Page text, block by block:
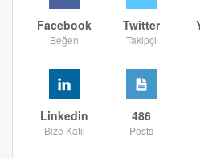
Facebook
Beğen
Twitter
Takipçi
Linkedin
Bize Katıl
486
Posts